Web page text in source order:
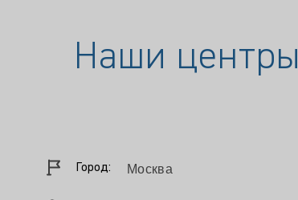
Наши центры
Город: